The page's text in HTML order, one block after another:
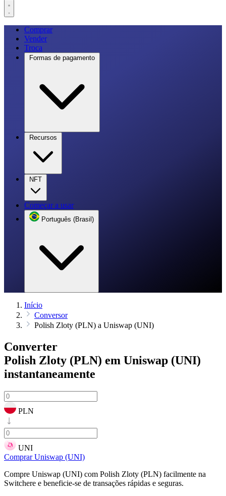
Comprar
Vender
Troca
Formas de pagamento
Recursos
NFT
Começar a usar
Português (Brasil)
Início
Conversor
Polish Zloty (PLN) a Uniswap (UNI)
Converter
Polish Zloty (PLN) em Uniswap (UNI)
instantaneamente
PLN
UNI
Comprar Uniswap (UNI)
Compre Uniswap (UNI) com Polish Zloty (PLN) facilmente na
Switchere e beneficie-se de transações rápidas e seguras.